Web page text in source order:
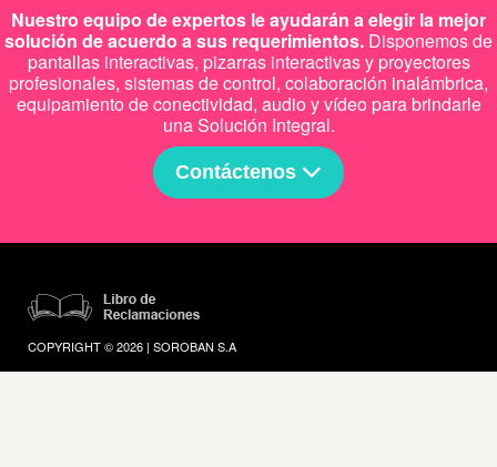
Nuestro equipo de expertos le ayudarán a elegir la mejor
solución de acuerdo a sus requerimientos. Disponemos de
pantallas interactivas, pizarras interactivas y proyectores
profesionales, sistemas de control, colaboración inalámbrica,
equipamiento de conectividad, audio y vídeo para brindarle
una Solución Integral.
Contáctenos
COPYRIGHT © 2026 | SOROBAN S.A